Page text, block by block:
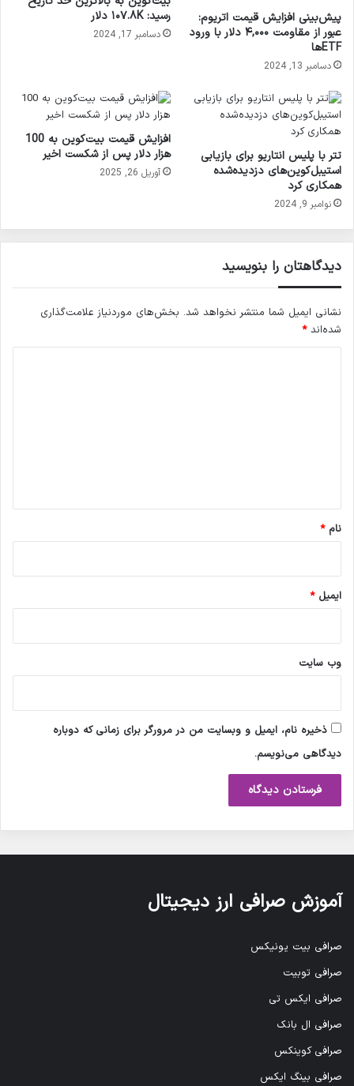
پیش‌بینی افزایش قیمت اتریوم:
عبور از مقاومت ۴,۰۰۰ دلار با ورود
ETFها
دسامبر 13, 2024
رسید: ۱۰۷.۸K دلار
دسامبر 17, 2024
تتر با پلیس انتاریو برای بازیابی
استیبل‌کوین‌های دزدیده‌شده
همکاری کرد
نوامبر 9, 2024
افزایش قیمت بیت‌کوین به 100
هزار دلار پس از شکست اخیر
آوریل 26, 2025
دیدگاهتان را بنویسید
نشانی ایمیل شما منتشر نخواهد شد. بخش‌های موردنیاز علامت‌گذاری
شده‌اند*
نام*
ایمیل*
وب‌ سایت
ذخیره نام، ایمیل و وبسایت من در مرورگر برای زمانی که دوباره
دیدگاهی می‌نویسم.
آموزش صرافی ارز دیجیتال
صرافی بیت یونیکس
صرافی توبیت
صرافی ایکس تی
صرافی ال بانک
صرافی کوینکس
صرافی بینگ ایکس